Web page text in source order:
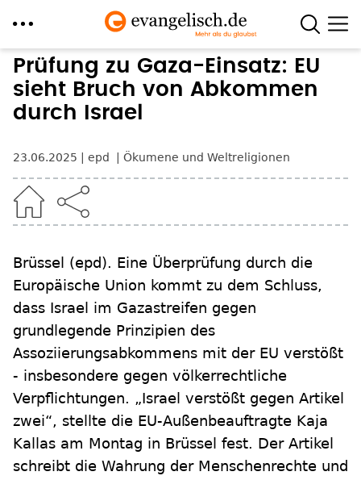
Direkt
zum
Inhalt
Prüfung zu Gaza-Einsatz: EU
sieht Bruch von Abkommen
durch Israel
23.06.2025 epd Ökumene und Weltreligionen
Brüssel (epd). Eine Überprüfung durch die
Europäische Union kommt zu dem Schluss,
dass Israel im Gazastreifen gegen
grundlegende Prinzipien des
Assoziierungsabkommens mit der EU verstößt
- insbesondere gegen völkerrechtliche
Verpflichtungen. „Israel verstößt gegen Artikel
zwei“, stellte die EU-Außenbeauftragte Kaja
Kallas am Montag in Brüssel fest. Der Artikel
schreibt die Wahrung der Menschenrechte und